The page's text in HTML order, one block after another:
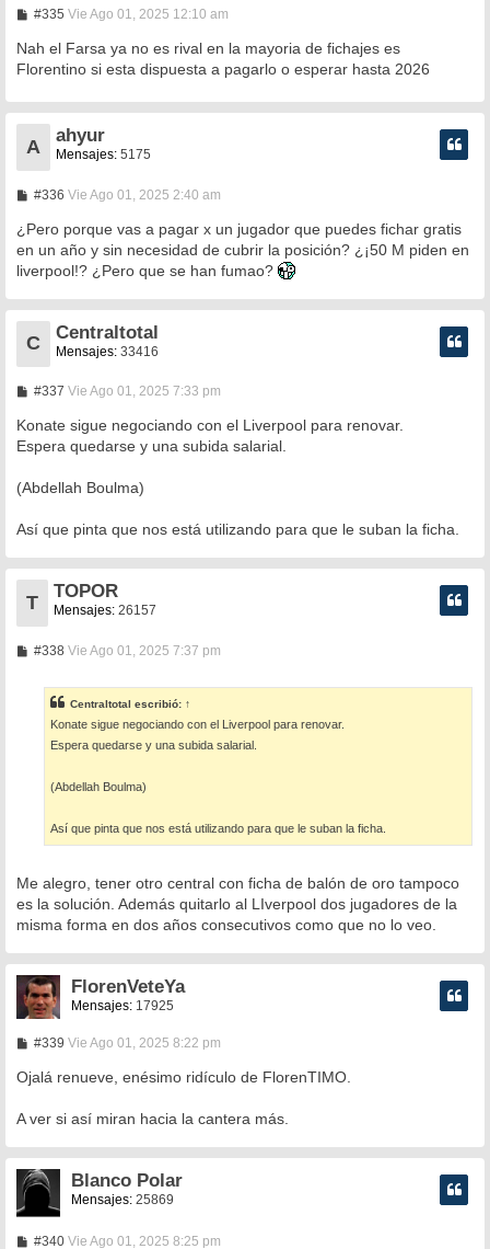
#335M
n
a
e
Vie Ago 01, 2025 12:10 am
Nah el Farsa ya no es rival en la mayoria de fichajes es
Florentino si esta dispuesta a pagarlo o esperar hasta 2026
A
ahyur
Mensajes: 5175
#336M
n
s
a
j
Vie Ago 01, 2025 2:40 am
¿Pero porque vas a pagar x un jugador que puedes fichar gratis
en un año y sin necesidad de cubrir la posición? ¿¡50 M piden en
liverpool!? ¿Pero que se han fumao?
C
Centraltotal
Mensajes: 33416
#337M
n
a
e
Vie Ago 01, 2025 7:33 pm
Konate sigue negociando con el Liverpool para renovar.
Espera quedarse y una subida salarial.
(Abdellah Boulma)
Así que pinta que nos está utilizando para que le suban la ficha.
T
TOPOR
Mensajes: 26157
#338M
s
a
j
e
Vie Ago 01, 2025 7:37 pm
Centraltotal escribió: ↑
Konate sigue negociando con el Liverpool para renovar.
Espera quedarse y una subida salarial.
(Abdellah Boulma)
Así que pinta que nos está utilizando para que le suban la ficha.
Me alegro, tener otro central con ficha de balón de oro tampoco
es la solución. Además quitarlo al LIverpool dos jugadores de la
misma forma en dos años consecutivos como que no lo veo.
FlorenVeteYa
Mensajes: 17925
#339M
n
j
Vie Ago 01, 2025 8:22 pm
Ojalá renueve, enésimo ridículo de FlorenTIMO.
A ver si así miran hacia la cantera más.
Blanco Polar
Mensajes: 25869
#340MVie Ago 01, 2025 8:25 pm